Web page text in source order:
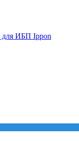
для ИБП Ippon